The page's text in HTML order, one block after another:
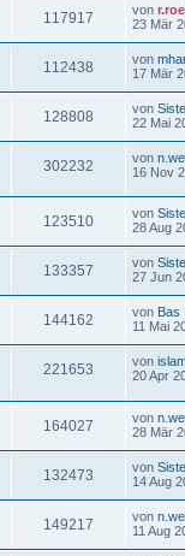
117917 von
23 Mär
112438 von
17 Mär
128808 von
22 Mai
302232 von
16 Nov
123510 von
28 Aug
133357 von
27 Jun
144162 von Bas
11 Mai
221653 von
20 Apr
164027 von
28 Mär
132473 von
14 Aug
149217 von
11 Aug